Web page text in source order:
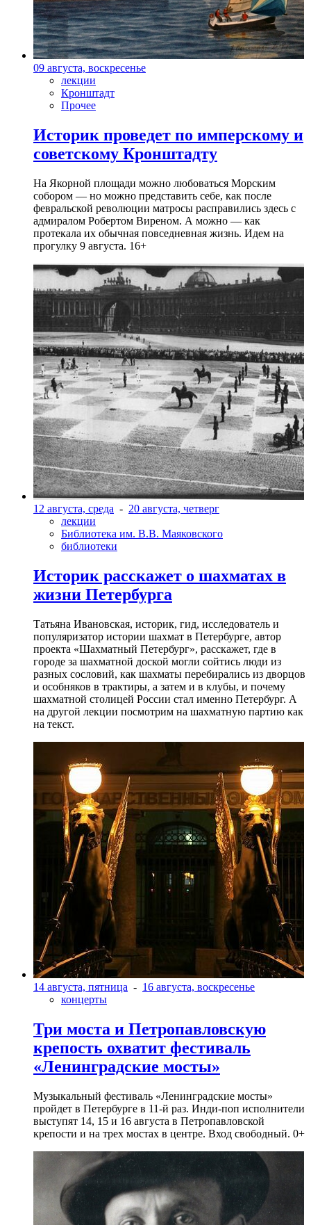
09 августа, воскресенье
лекции
Кронштадт
Прочее
Историк проведет по имперскому и
советскому Кронштадту
На Якорной площади можно любоваться Морским
собором — но можно представить себе, как после
февральской революции матросы расправились здесь с
адмиралом Робертом Виреном. А можно — как
протекала их обычная повседневная жизнь. Идем на
прогулку 9 августа. 16+
12 августа, среда - 20 августа, четверг
лекции
Библиотека им. В.В. Маяковского
библиотеки
Историк расскажет о шахматах в
жизни Петербурга
Татьяна Ивановская, историк, гид, исследователь и
популяризатор истории шахмат в Петербурге, автор
проекта «Шахматный Петербург», расскажет, где в
городе за шахматной доской могли сойтись люди из
разных сословий, как шахматы перебирались из дворцов
и особняков в трактиры, а затем и в клубы, и почему
шахматной столицей России стал именно Петербург. А
на другой лекции посмотрим на шахматную партию как
на текст.
14 августа, пятница - 16 августа, воскресенье
концерты
Три моста и Петропавловскую
крепость охватит фестиваль
«Ленинградские мосты»
Музыкальный фестиваль «Ленинградские мосты»
пройдет в Петербурге в 11-й раз. Инди-поп исполнители
выступят 14, 15 и 16 августа в Петропавловской
крепости и на трех мостах в центре. Вход свободный. 0+